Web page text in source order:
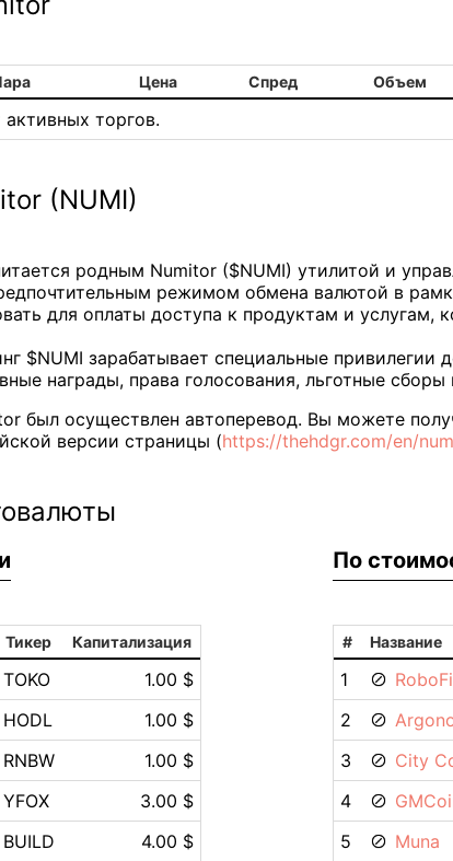
Цена Спред Объем
торгов.
(NUMI)
родным Numitor ($NUMI) утилитой и
режимом обмена валютой в
для оплаты доступа к продуктам и услугам,
$NUMI зарабатывает специальные привилегии
награды, права голосования, льготные сборы
был осуществлен автоперевод. Вы можете
версии страницы (https://thehdgr.com/en/
Тикер Капитализация
TOKO
1.00 $
HODL
1.00 $
RNBW
1.00 $
YFOX
3.00 $
BUILD 4.00 $
По
# Название
1 RoboFi
2
3
City
4
5
Muna